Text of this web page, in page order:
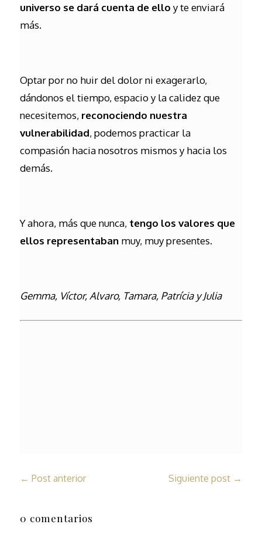
universo se dará cuenta de ello y te enviará
más.
Optar por no huir del dolor ni exagerarlo,
dándonos el tiempo, espacio y la calidez que
necesitemos, reconociendo nuestra
vulnerabilidad, podemos practicar la
compasión hacia nosotros mismos y hacia los
demás.
Y ahora, más que nunca, tengo los valores que
ellos representabanmuy, muy presentes.
Gemma, Víctor, Alvaro, Tamara, Patrícia y Julia
← Post anterior Siguiente post →
0 comentarios